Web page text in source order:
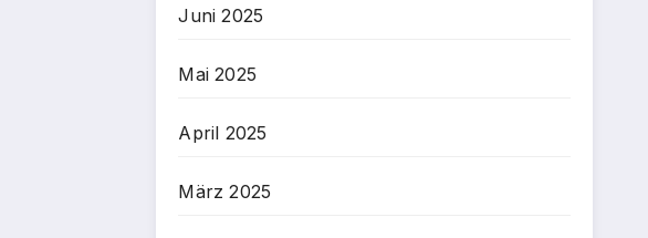
Juni 2025
Mai 2025
April 2025
März 2025